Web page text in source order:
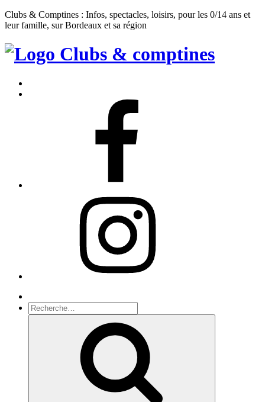
Clubs & Comptines : Infos, spectacles, loisirs, pour les 0/14 ans et
leur famille, sur Bordeaux et sa région
Clubs
Comptines
Recherche
pour